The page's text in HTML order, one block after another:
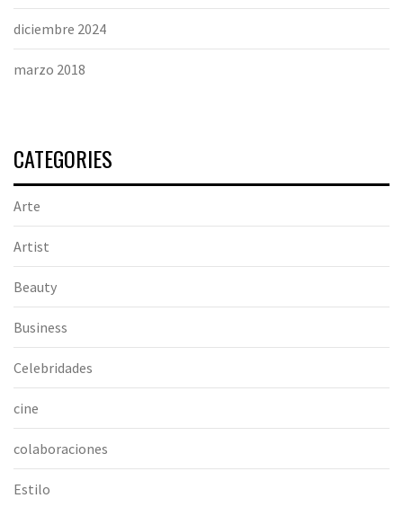
diciembre 2024
marzo 2018
CATEGORIES
Arte
Artist
Beauty
Business
Celebridades
cine
colaboraciones
Estilo